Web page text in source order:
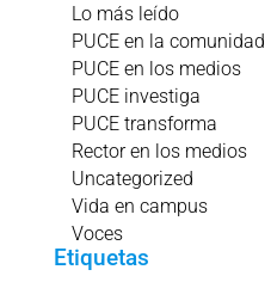
Lo más leído
PUCE en la comunidad
PUCE en los medios
PUCE investiga
PUCE transforma
Rector en los medios
Uncategorized
Vida en campus
Voces
Etiquetas